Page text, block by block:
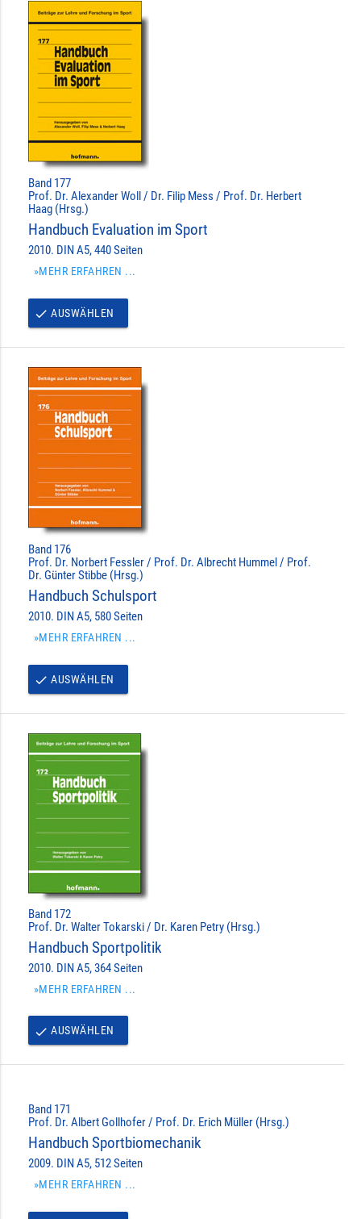
Band 177
Prof. Dr. Alexander Woll / Dr. Filip Mess / Prof. Dr. Herbert
Haag (Hrsg.)
Handbuch Evaluation im Sport
2010. DIN A5, 440 Seiten
»MEHR ERFAHREN ...
done AUSWÄHLEN
Band 176
Prof. Dr. Norbert Fessler / Prof. Dr. Albrecht Hummel / Prof.
Dr. Günter Stibbe (Hrsg.)
Handbuch Schulsport
2010. DIN A5, 580 Seiten
»MEHR ERFAHREN ...
done AUSWÄHLEN
Band 172
Prof. Dr. Walter Tokarski / Dr. Karen Petry (Hrsg.)
Handbuch Sportpolitik
2010. DIN A5, 364 Seiten
»MEHR ERFAHREN ...
done AUSWÄHLEN
Band 171
Prof. Dr. Albert Gollhofer / Prof. Dr. Erich Müller (Hrsg.)
Handbuch Sportbiomechanik
2009. DIN A5, 512 Seiten
»MEHR ERFAHREN ...